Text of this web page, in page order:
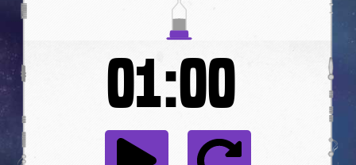
01:00